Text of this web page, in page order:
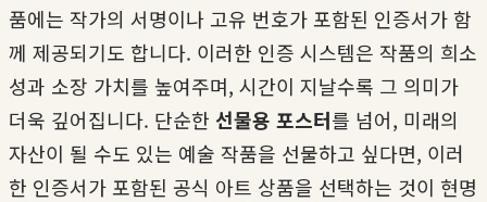
품에는 작가의 서명이나 고유 번호가 포함된 인증서가 함
께 제공되기도 합니다. 이러한 인증 시스템은 작품의 희소
성과 소장 가치를 높여주며, 시간이 지날수록 그 의미가
더욱 깊어집니다. 단순한 선물용 포스터를 넘어, 미래의
자산이 될 수도 있는 예술 작품을 선물하고 싶다면, 이러
한 인증서가 포함된 공식 아트 상품을 선택하는 것이 현명